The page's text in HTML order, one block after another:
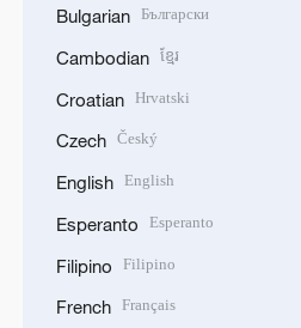
Bulgarian Български
Cambodian ខ្មែរ
Croatian Hrvatski
Czech Český
English English
Esperanto Esperanto
Filipino Filipino
French Français